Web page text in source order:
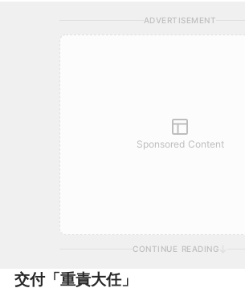
ADVERTISEMENT
Sponsored Content
CONTINUE READING
交付「重責大任」